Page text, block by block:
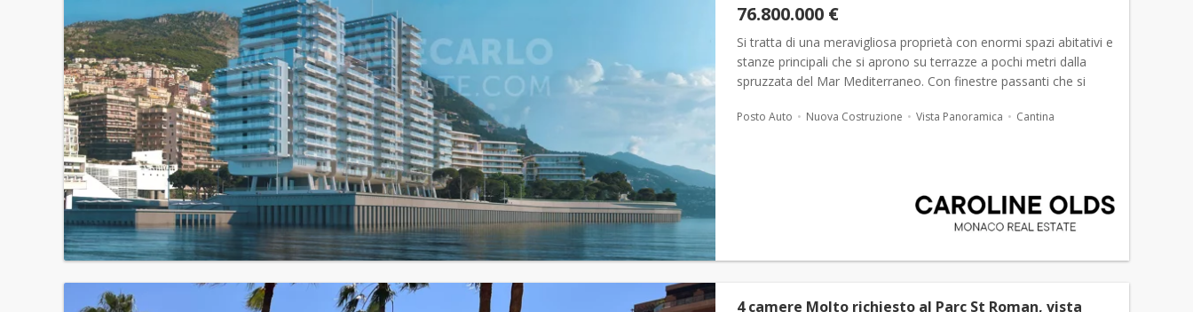
76.800.000 €
Si tratta di una meravigliosa proprietà con enormi spazi abitativi e
stanze principali che si aprono su terrazze a pochi metri dalla
spruzzata del Mar Mediterraneo. Con finestre passanti che si
Posto Auto Nuova Costruzione Vista Panoramica Cantina
4 camere Molto richiesto al Parc St Roman, vista